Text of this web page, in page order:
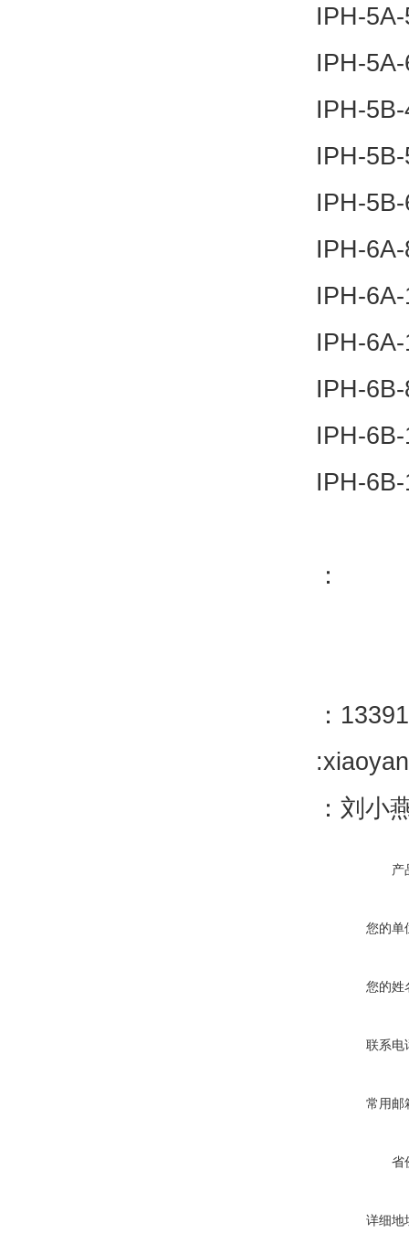
IPH-
IPH-
IPH-
IPH-
IPH-
IPH-
IPH-
IPH-
IPH-
IPH-
IPH-
：
：
：刘小
产
您的单
您的姓
联系电
常用邮
省
详细地